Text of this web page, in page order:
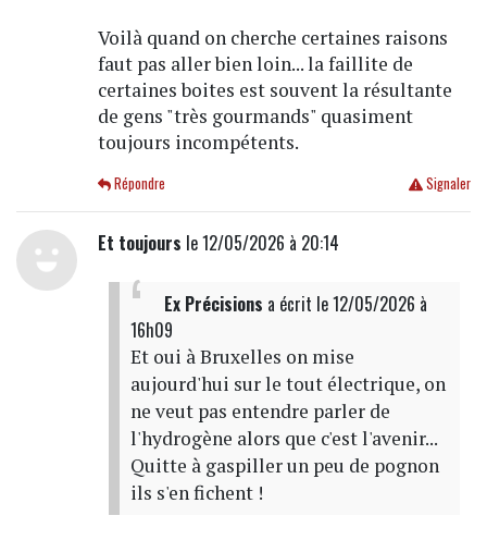
Voilà quand on cherche certaines raisons
faut pas aller bien loin... la faillite de
certaines boites est souvent la résultante
de gens "très gourmands" quasiment
toujours incompétents.
Signaler
Répondre
Et toujours le 12/05/2026 à 20:14
Ex Précisions a écrit le 12/05/2026 à
16h09
Et oui à Bruxelles on mise
aujourd'hui sur le tout électrique, on
ne veut pas entendre parler de
l'hydrogène alors que c'est l'avenir...
Quitte à gaspiller un peu de pognon
ils s'en fichent !